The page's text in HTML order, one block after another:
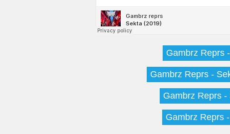
Gambrz Reprs
Gambrz Reprs -
Gambrz Reprs
Gambrz Reprs